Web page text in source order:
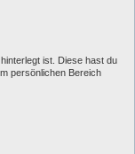
ist. Diese hast du
persönlichen Bereich